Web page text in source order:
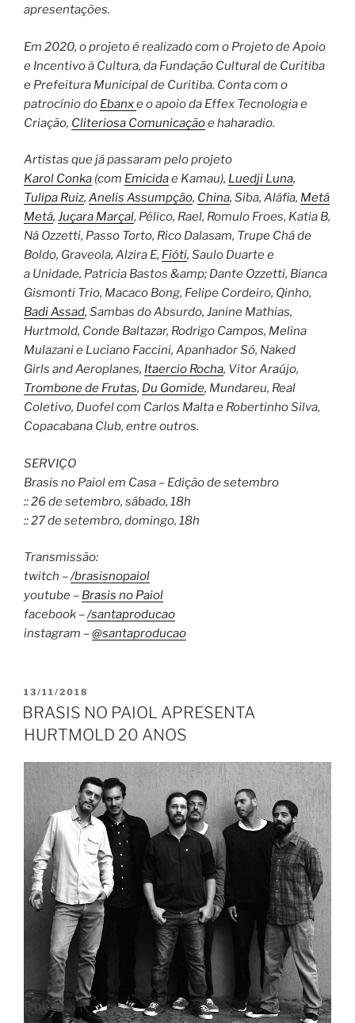
apresentações.
Em 2020, o projeto é realizado com o Projeto de Apoio
e Incentivo à Cultura, da Fundação Cultural de Curitiba
e Prefeitura Municipal de Curitiba. Conta com o
patrocínio do Ebanxe o apoio da Effex Tecnologia e
Criação, Cliteriosa Comunicaçãoe haharadio.
Artistas que já passaram pelo projeto
Karol Conka (com Emicidae Kamau), Luedji Luna,
Tulipa Ruiz, Anelis Assumpção, China, Siba, Aláfia, Metá
Metá, Juçara Marçal, Pélico, Rael, Romulo Froes, Katia B,
Ná Ozzetti, Passo Torto, Rico Dalasam, Trupe Chá de
Boldo, Graveola, Alzira E, Fióti, Saulo Duarte e
a Unidade, Patricia Bastos &amp; Dante Ozzetti, Bianca
Gismonti Trio, Macaco Bong, Felipe Cordeiro, Qinho,
Badi Assad, Sambas do Absurdo, Janine Mathias,
Hurtmold, Conde Baltazar, Rodrigo Campos, Melina
Mulazani e Luciano Faccini, Apanhador Só, Naked
Girls and Aeroplanes, Itaercio Rocha, Vitor Araújo,
Trombone de Frutas, Du Gomide, Mundareu, Real
Coletivo, Duofel com Carlos Malta e Robertinho Silva,
Copacabana Club, entre outros.
SERVIÇO
Brasis no Paiol em Casa – Edição de setembro
:: 26 de setembro, sábado, 18h
:: 27 de setembro, domingo, 18h
Transmissão:
twitch –/brasisnopaiol
youtube – Brasis no Paiol
facebook –/santaproducao
instagram –@santaproducao
PUBLICADO
EM
13/11/2018
BRASIS NO PAIOL APRESENTA
HURTMOLD 20 ANOS